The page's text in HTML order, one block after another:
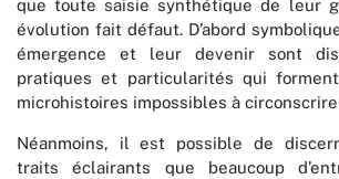
que toute saisie synthétique de leur
évolution fait défaut. D’abord
émergence et leur devenir sont
pratiques et particularités qui
microhistoires impossibles à
Néanmoins, il est possible de
traits éclairants que beaucoup